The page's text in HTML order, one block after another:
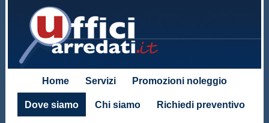
Home Servizi Promozioni noleggio
Dove siamo Chi siamo Richiedi preventivo